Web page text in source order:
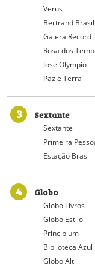
Verus
Bertrand Brasil
Galera Record
Rosa dos
José Olympio
Paz e Terra
3 Sextante
Sextante
Primeira
Estação Brasil
4 Globo
Globo Livros
Globo Estilo
Principium
Biblioteca Azul
Globo Alt